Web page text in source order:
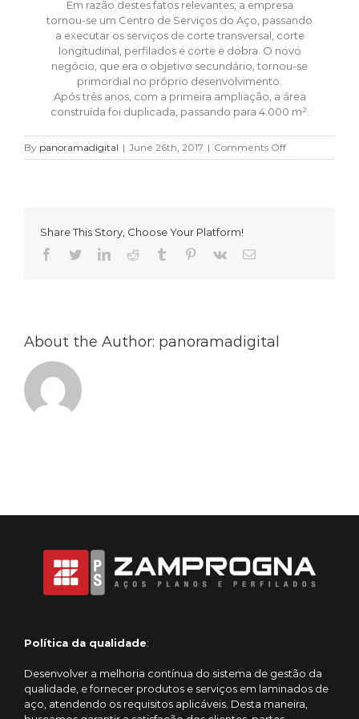
Em razão destes fatos relevantes, a empresa
tornou-se um Centro de Serviços do Aço, passando
a executar os serviços de corte transversal, corte
longitudinal, perfilados e corte e dobra. O novo
negócio, que era o objetivo secundário, tornou-se
primordial no próprio desenvolvimento.
Após três anos, com a primeira ampliação, a área
construída foi duplicada, passando para 4.000 m².
By panoramadigital | June 26th, 2017 | Comments Offon
1992
Share This Story, Choose Your Platform!
Facebook
TwitterLinkedInReddit Tumblr Pinterest
Vk Email
About the Author: panoramadigital
Política da qualidade:
Desenvolver a melhoria contínua do sistema de gestão da
qualidade, e fornecer produtos e serviços em laminados de
aço, atendendo os requisitos aplicáveis. Desta maneira,